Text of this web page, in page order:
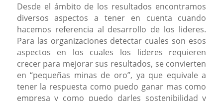
Desde el ámbito de los resultados encontramos
diversos aspectos a tener en cuenta cuando
hacemos referencia al desarrollo de los lideres.
Para las organizaciones detectar cuales son esos
aspectos en los cuales los lideres requieren
crecer para mejorar sus resultados, se convierten
en “pequeñas minas de oro”, ya que equivale a
tener la respuesta como puedo ganar mas como
empresa y como puedo darles sostenibilidad y